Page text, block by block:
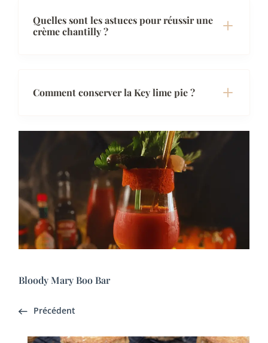
Quelles sont les astuces pour réussir une
crème chantilly ?
Comment conserver la Key lime pie ?
Bloody Mary Boo Bar
Précédent